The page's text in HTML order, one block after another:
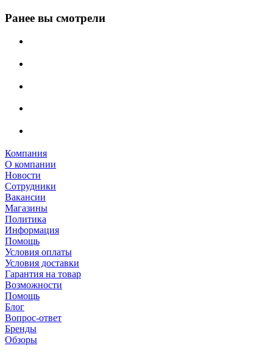
Ранее вы смотрели
Компания
О компании
Новости
Сотрудники
Вакансии
Магазины
Политика
Информация
Помощь
Условия оплаты
Условия доставки
Гарантия на товар
Возможности
Помощь
Блог
Вопрос-ответ
Бренды
Обзоры